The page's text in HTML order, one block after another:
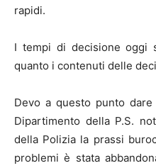
rapidi.
I tempi di decisione oggi
quanto i contenuti delle
Devo a questo punto
Dipartimento della P.S.
della Polizia la prassi
problemi è stata